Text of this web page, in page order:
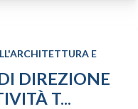
E
DIREZIONE
T...